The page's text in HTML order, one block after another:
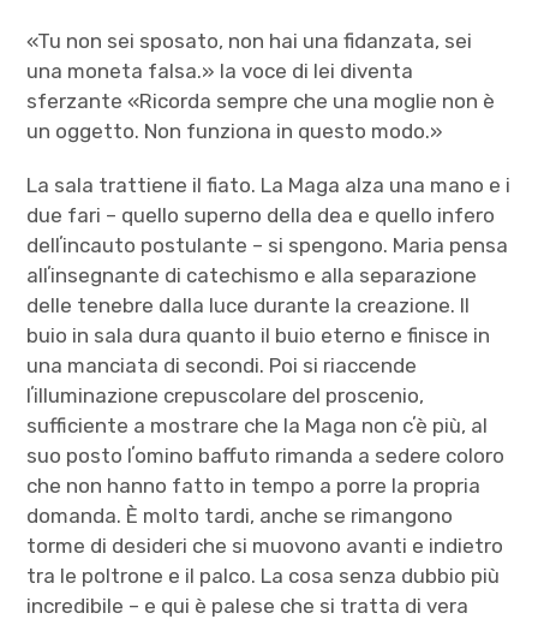
«Tu non sei sposato, non hai una fidanzata, sei
una moneta falsa.» la voce di lei diventa
sferzante «Ricorda sempre che una moglie non è
un oggetto. Non funziona in questo modo.»
La sala trattiene il fiato. La Maga alza una mano e i
due fari – quello superno della dea e quello infero
dellʼincauto postulante – si spengono. Maria pensa
allʼinsegnante di catechismo e alla separazione
delle tenebre dalla luce durante la creazione. Il
buio in sala dura quanto il buio eterno e finisce in
una manciata di secondi. Poi si riaccende
lʼilluminazione crepuscolare del proscenio,
sufficiente a mostrare che la Maga non cʼè più, al
suo posto lʼomino baffuto rimanda a sedere coloro
che non hanno fatto in tempo a porre la propria
domanda. È molto tardi, anche se rimangono
torme di desideri che si muovono avanti e indietro
tra le poltrone e il palco. La cosa senza dubbio più
incredibile – e qui è palese che si tratta di vera